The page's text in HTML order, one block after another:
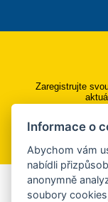
Zaregistrujte
Informace o
Abychom vám
nabídli
anonymně
soubory